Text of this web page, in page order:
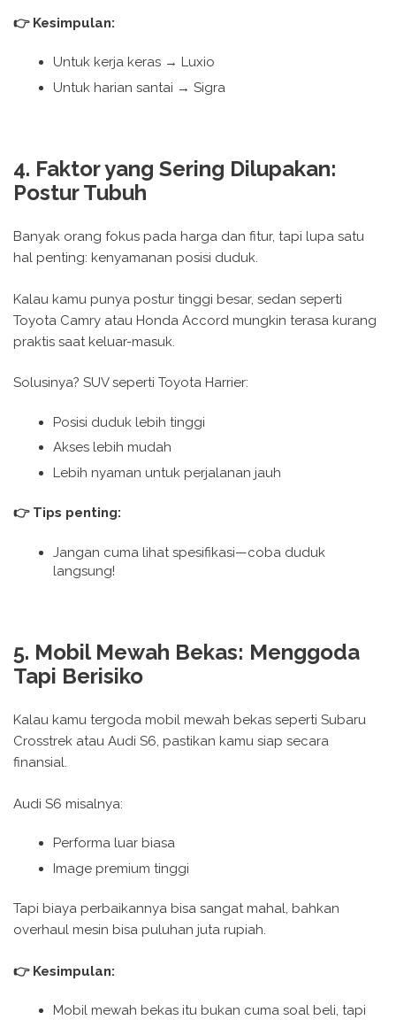
👉 Kesimpulan:
Untuk kerja keras → Luxio
Untuk harian santai → Sigra
4. Faktor yang Sering Dilupakan:
Postur Tubuh
Banyak orang fokus pada harga dan fitur, tapi lupa satu
hal penting: kenyamanan posisi duduk.
Kalau kamu punya postur tinggi besar, sedan seperti
Toyota Camry atau Honda Accord mungkin terasa kurang
praktis saat keluar-masuk.
Solusinya? SUV seperti Toyota Harrier:
Posisi duduk lebih tinggi
Akses lebih mudah
Lebih nyaman untuk perjalanan jauh
👉 Tips penting:
Jangan cuma lihat spesifikasi—coba duduk
langsung!
5. Mobil Mewah Bekas: Menggoda
Tapi Berisiko
Kalau kamu tergoda mobil mewah bekas seperti Subaru
Crosstrek atau Audi S6, pastikan kamu siap secara
finansial.
Audi S6 misalnya:
Performa luar biasa
Image premium tinggi
Tapi biaya perbaikannya bisa sangat mahal, bahkan
overhaul mesin bisa puluhan juta rupiah.
👉 Kesimpulan:
Mobil mewah bekas itu bukan cuma soal beli, tapi